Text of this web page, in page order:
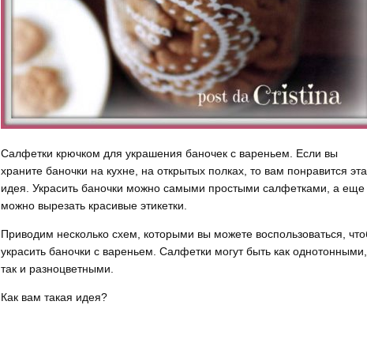
Салфетки крючком для украшения баночек с вареньем. Если вы
храните баночки на кухне, на открытых полках, то вам понравится эта
идея. Украсить баночки можно самыми простыми салфетками, а еще
можно вырезать красивые этикетки.
Приводим несколько схем, которыми вы можете воспользоваться,
украсить баночки с вареньем. Салфетки могут быть как однотонными,
так и разноцветными.
Как вам такая идея?